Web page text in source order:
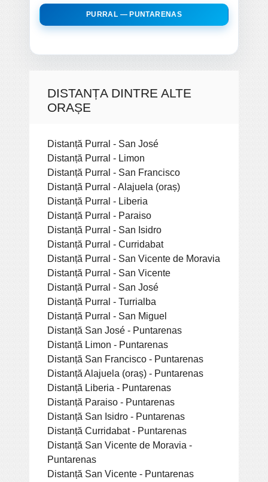
PURRAL — PUNTARENAS
DISTANȚA DINTRE ALTE
ORAȘE
Distanță Purral - San José
Distanță Purral - Limon
Distanță Purral - San Francisco
Distanță Purral - Alajuela (oraș)
Distanță Purral - Liberia
Distanță Purral - Paraiso
Distanță Purral - San Isidro
Distanță Purral - Curridabat
Distanță Purral - San Vicente de Moravia
Distanță Purral - San Vicente
Distanță Purral - San José
Distanță Purral - Turrialba
Distanță Purral - San Miguel
Distanță San José - Puntarenas
Distanță Limon - Puntarenas
Distanță San Francisco - Puntarenas
Distanță Alajuela (oraș) - Puntarenas
Distanță Liberia - Puntarenas
Distanță Paraiso - Puntarenas
Distanță San Isidro - Puntarenas
Distanță Curridabat - Puntarenas
Distanță San Vicente de Moravia -
Puntarenas
Distanță San Vicente - Puntarenas